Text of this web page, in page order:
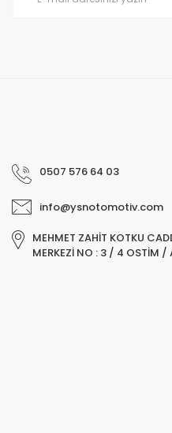
0507 576 64 03
info@ysnotomotiv.com
MEHMET ZAHİT KOTKU
MERKEZİ NO : 3 / 4 OSTİM /